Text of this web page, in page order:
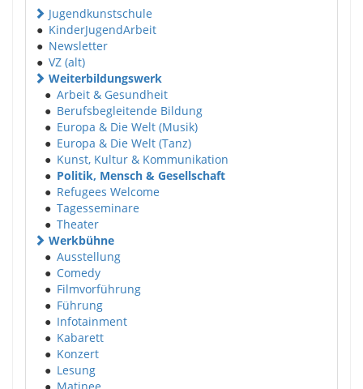
Jugendkunstschule
● KinderJugendArbeit
● Newsletter
● VZ (alt)
Weiterbildungswerk
● Arbeit & Gesundheit
● Berufsbegleitende Bildung
● Europa & Die Welt (Musik)
● Europa & Die Welt (Tanz)
● Kunst, Kultur & Kommunikation
● Politik, Mensch & Gesellschaft
● Refugees Welcome
● Tagesseminare
● Theater
Werkbühne
● Ausstellung
● Comedy
● Filmvorführung
● Führung
● Infotainment
● Kabarett
● Konzert
● Lesung
● Matinee